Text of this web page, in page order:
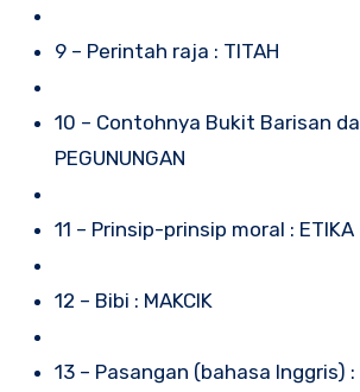
9 – Perintah raja : TITAH
10 – Contohnya Bukit Barisan
PEGUNUNGAN
11 – Prinsip-prinsip moral : ETIKA
12 – Bibi : MAKCIK
13 – Pasangan (bahasa Inggris) :